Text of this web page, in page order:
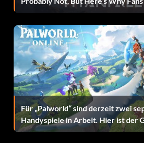
Dauerhaftigkeit: 80
Aus. Bewusstheit: 90
Def. Bewusstheit: 80
Potenzial: 50
Stärke: 70
Für „Palworld“ sind derzeit zwei
Handyspiele in Arbeit. Hier ist der